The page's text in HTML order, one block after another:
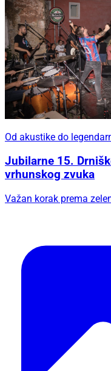
Od akustike do
Jubilarne 15.
vrhunskog zvuka
Važan korak prema